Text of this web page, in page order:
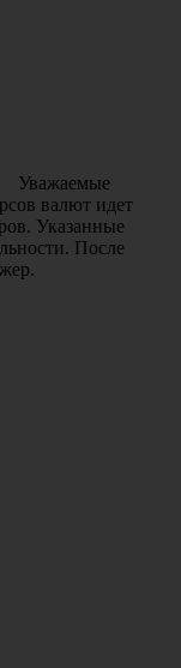
Уважаемые
валют идет
Указанные
После